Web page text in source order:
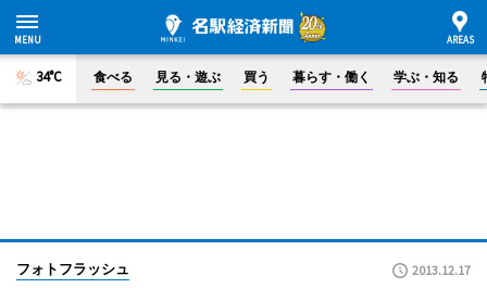
34°C 食べる 見る・遊ぶ 買う 暮らす・働く 学ぶ・知る
フォトフラッシュ 2013.12.17